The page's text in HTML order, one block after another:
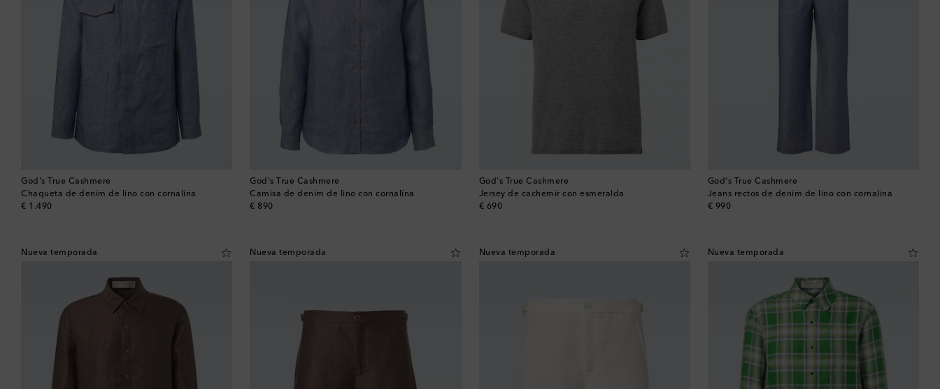
God's True Cashmere
Chaqueta de denim de lino con cornalina
€ 1.490
original price
God's True Cashmere
Camisa de denim de lino con cornalina
€ 890
original price
God's True Cashmere
Jersey de cachemir con esmeralda
€ 690
original price
God's True Cashmere
Jeans rectos de denim de lino con cornalina
€ 990
original price
Nueva temporada Nueva temporada Nueva temporada Nueva temporada